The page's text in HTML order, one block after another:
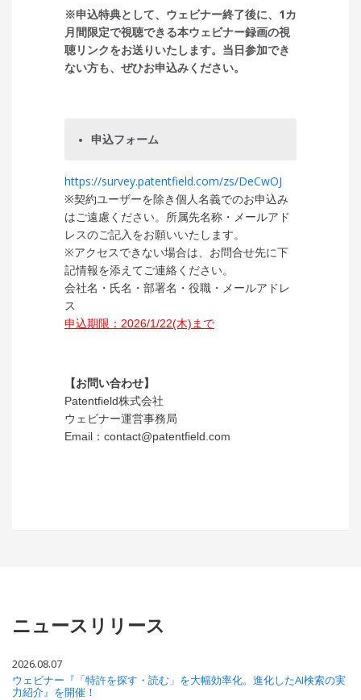
※申込特典として、ウェビナー終了後に、1カ
月間限定で視聴できる本ウェビナー録画の視
聴リンクをお送りいたします。当日参加でき
ない方も、ぜひお申込みください。
申込フォーム
https://survey.patentfield.com/zs/DeCwOJ
※契約ユーザーを除き個人名義でのお申込み
はご遠慮ください。所属先名称・メールアド
レスのご記入をお願いいたします。
※アクセスできない場合は、お問合せ先に下
記情報を添えてご連絡ください。
会社名・氏名・部署名・役職・メールアドレ
ス
申込期限：2026/1/22(木)まで
【お問い合わせ】
Patentfield株式会社
ウェビナー運営事務局
Email：contact@patentfield.com
ニュースリリース
2026.08.07
ウェビナー『「特許を探す・読む」を大幅効率化。進化したAI検索の実
力紹介』を開催！